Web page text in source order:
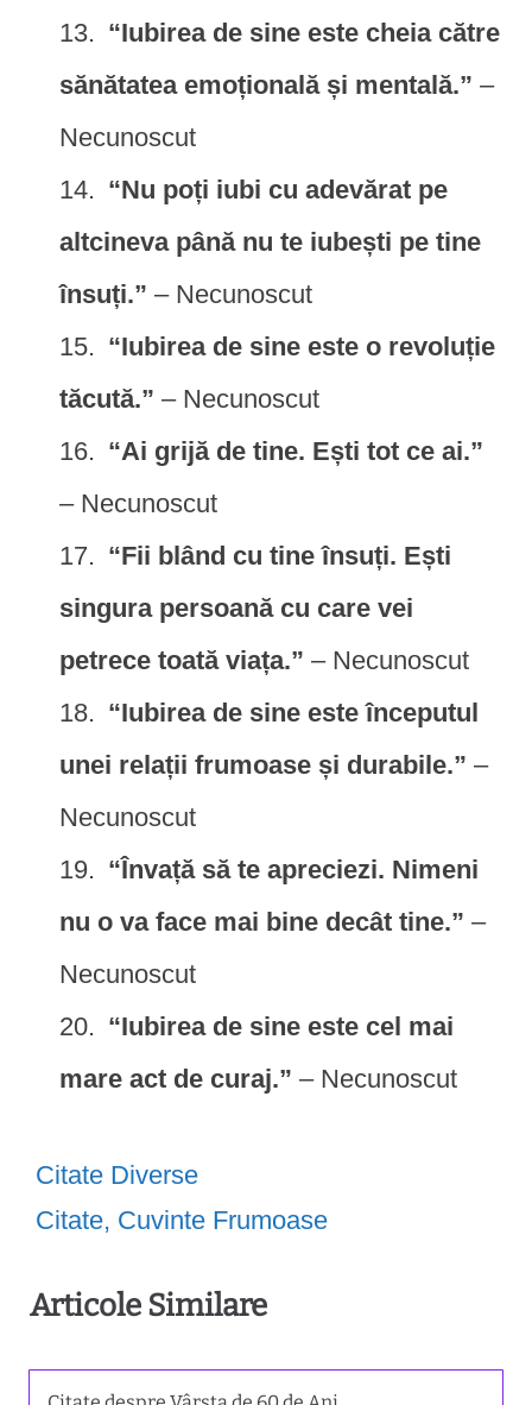
“Iubirea de sine este cheia către
sănătatea emoțională și mentală.” –
Necunoscut
“Nu poți iubi cu adevărat pe
altcineva până nu te iubești pe tine
însuți.” – Necunoscut
“Iubirea de sine este o revoluție
tăcută.” – Necunoscut
“Ai grijă de tine. Ești tot ce ai.”
– Necunoscut
“Fii blând cu tine însuți. Ești
singura persoană cu care vei
petrece toată viața.” – Necunoscut
“Iubirea de sine este începutul
unei relații frumoase și durabile.” –
Necunoscut
“Învață să te apreciezi. Nimeni
nu o va face mai bine decât tine.” –
Necunoscut
“Iubirea de sine este cel mai
mare act de curaj.” – Necunoscut
Citate Diverse
Citate, Cuvinte Frumoase
Articole Similare